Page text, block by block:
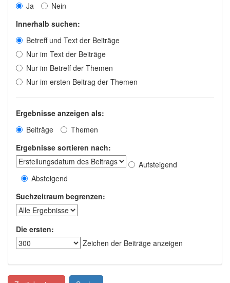
Ja
Nein
Innerhalb suchen:
Betreff und Text der Beiträge
Nur im Text der Beiträge
Nur im Betreff der Themen
Nur im ersten Beitrag der Themen
Ergebnisse anzeigen als:
Beiträge
Themen
Ergebnisse sortieren nach:
Aufsteigend
Absteigend
Suchzeitraum begrenzen:
Die ersten:
Zeichen der Beiträge anzeigen